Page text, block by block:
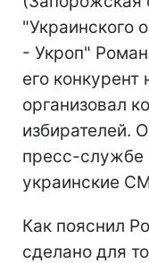
"Украинского
- Укроп"
его конкурент
организовал
избирателей.
пресс-службе
украинские
Как пояснил
сделано для